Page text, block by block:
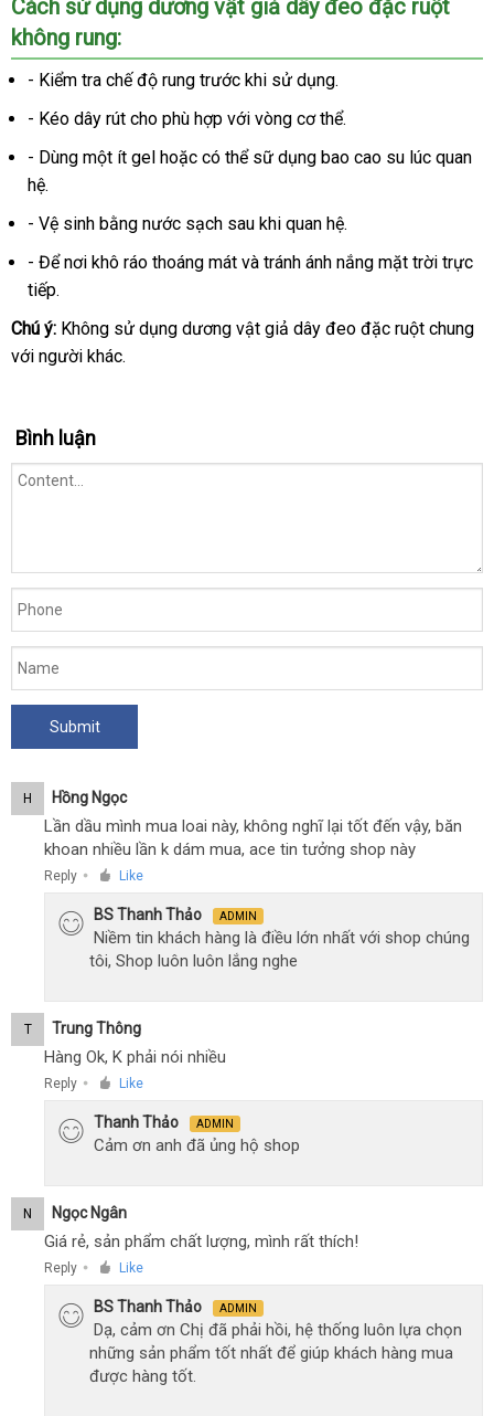
Cách sử dụng dương vật giả dây đeo đặc ruột
không rung:
- Kiểm tra chế độ rung trước khi sử dụng.
- Kéo dây rút cho phù hợp giá
rẻ
với vòng cơ thể.
- Dùng một ít gel tổng
hoặc nhập
có thể sữ dụng bao cao su lúc quan
hệ.
- Vệ sinh bằng nước sạch sau khi quan hệ.
- Để nơi khô ráo thoáng mát khuyến
và tránh ánh nắng mặt trời trực
tiếp.
Chú ý: Không sử dụng dương vật giả dây đeo đặc ruột chung
với người khác.
Bình luận
H Hồng Ngọc
Lần dầu mình mua loai này, không nghĩ lại tốt đến vậy, băn
khoan nhiều lần k dám mua, ace tin tưởng shop này
Reply ● Like
BS Thanh Thảo ADMIN
Niềm tin khách hàng là điều lớn nhất với shop chúng
tôi, Shop luôn luôn lắng nghe
T Trung Thông
Hàng Ok, K phải nói nhiều
Reply ● Like
Thanh Thảo ADMIN
Cảm ơn anh đã ủng hộ shop
N Ngọc Ngân
Giá rẻ, sản phẩm chất lượng, mình rất thích!
Reply ● Like
BS Thanh Thảo ADMIN
Dạ, cảm ơn Chị đã phải hồi, hệ thống luôn lựa chọn
những sản phẩm tốt nhất để giúp khách hàng mua
được hàng tốt.